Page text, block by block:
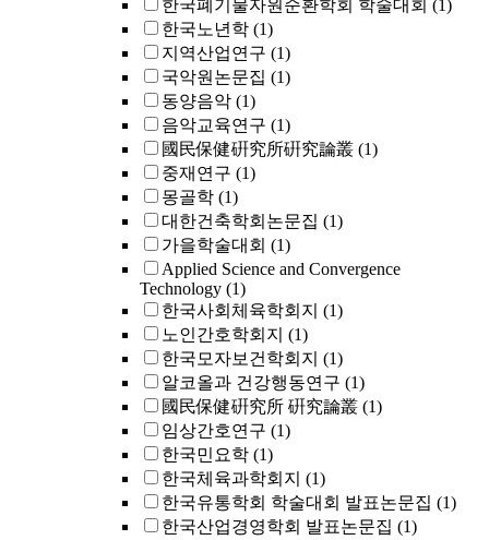
한국폐기물자원순환학회 학술대회 (1)
한국노년학 (1)
지역산업연구 (1)
국악원논문집 (1)
동양음악 (1)
음악교육연구 (1)
國民保健硏究所硏究論叢 (1)
중재연구 (1)
몽골학 (1)
대한건축학회논문집 (1)
가을학술대회 (1)
Applied Science and Convergence
Technology (1)
한국사회체육학회지 (1)
노인간호학회지 (1)
한국모자보건학회지 (1)
알코올과 건강행동연구 (1)
國民保健硏究所 硏究論叢 (1)
임상간호연구 (1)
한국민요학 (1)
한국체육과학회지 (1)
한국유통학회 학술대회 발표논문집 (1)
한국산업경영학회 발표논문집 (1)